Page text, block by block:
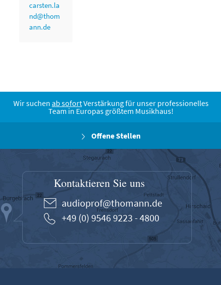
carsten.la
nd@thom
ann.de
Wir suchen ab sofortVerstärkung für unser professionelles
Team in Europas größtem Musikhaus!
Offene Stellen
Kontaktieren Sie uns
audioprof@thomann.de
+49 (0) 9546 9223 - 4800